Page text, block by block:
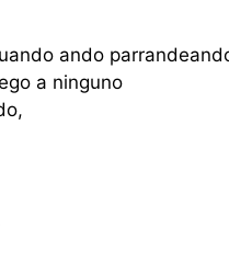
ando
a ninguno